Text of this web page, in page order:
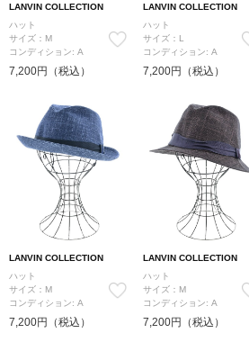
LANVIN COLLECTION
ハット
サイズ：M
コンディション: A
7,200円（税込）
LANVIN COLLECTION
ハット
サイズ：L
コンディション: A
7,200円（税込）
LANVIN COLLECTION
ハット
サイズ：M
コンディション: A
7,200円（税込）
LANVIN COLLECTION
ハット
サイズ：M
コンディション: A
7,200円（税込）